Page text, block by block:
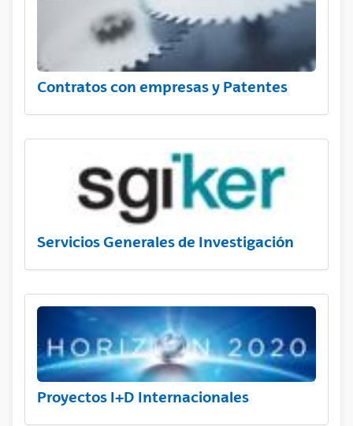
Contratos con empresas y Patentes
Servicios Generales de Investigación
Proyectos I+D Internacionales